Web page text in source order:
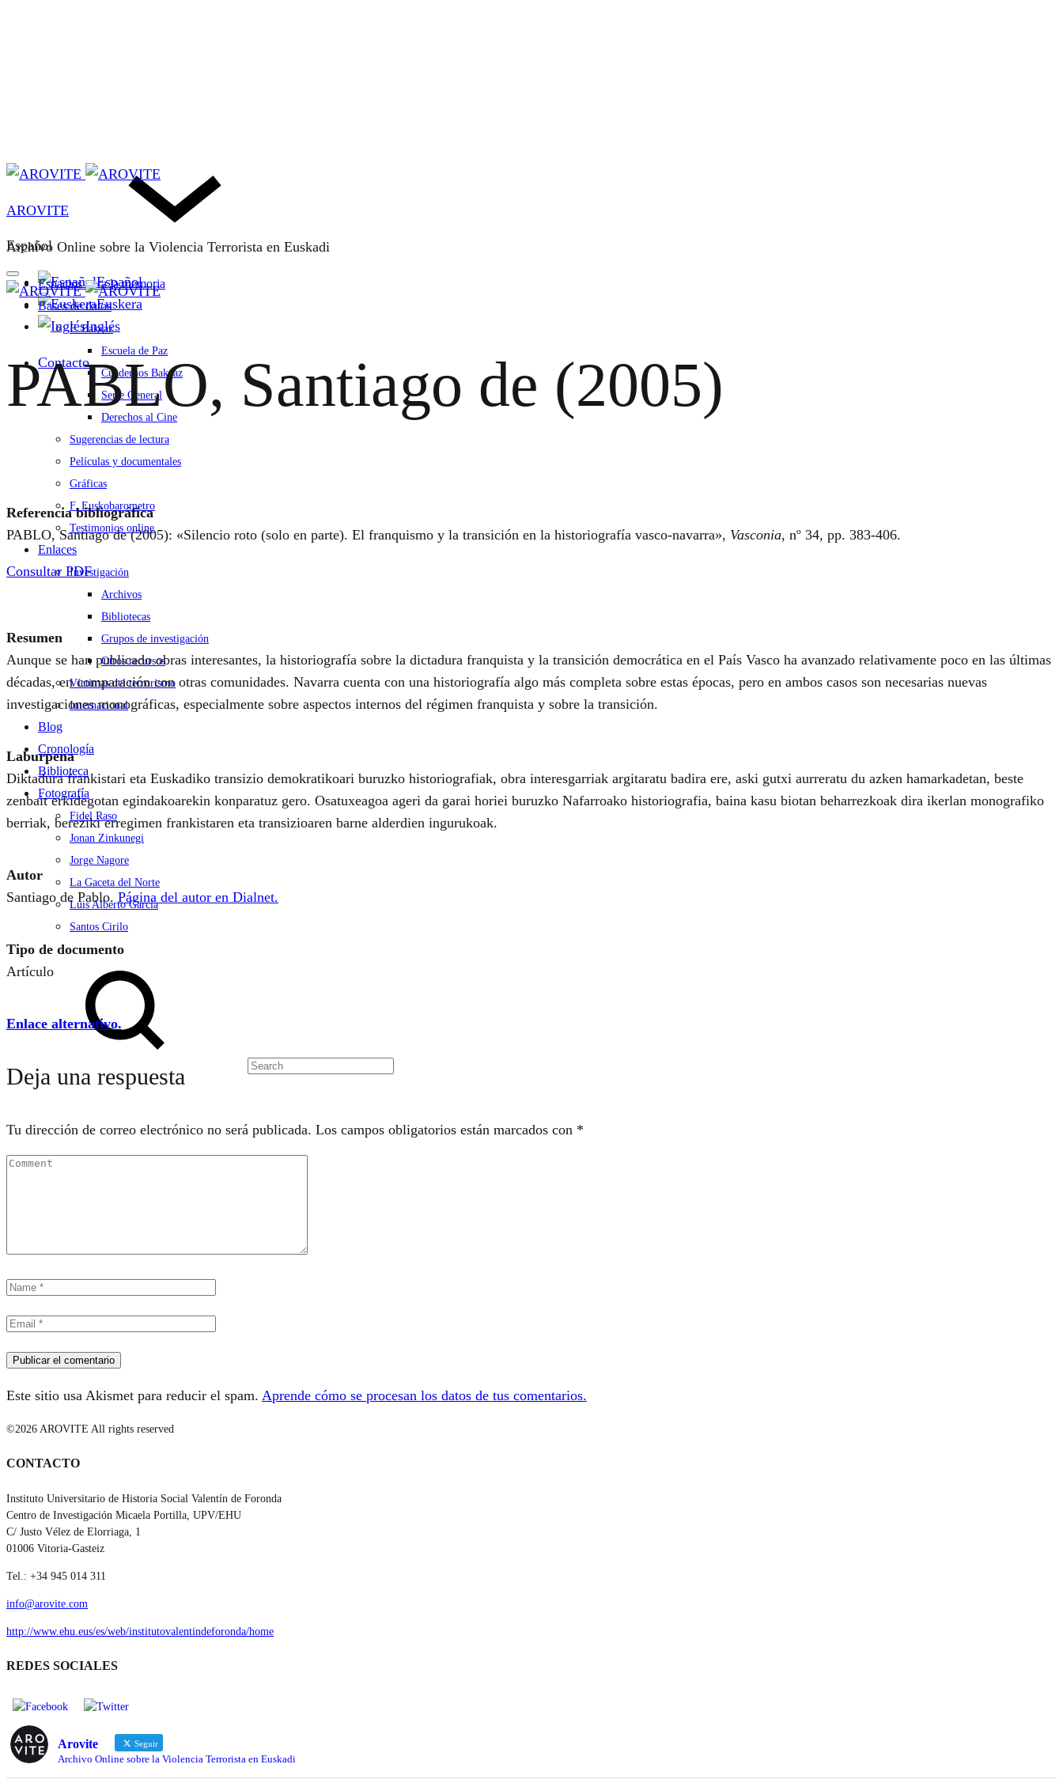
Español
Español
Euskera
Inglés
Contacto
AROVITE
Archivo Online sobre la Violencia Terrorista en Euskadi
Espacios para la memoria
Bases de datos
F. Bakeaz
Escuela de Paz
Cuadernos Bakeaz
Serie General
Derechos al Cine
Sugerencias de lectura
Películas y documentales
Gráficas
F. Euskobarometro
Testimonios online
Enlaces
Investigación
Archivos
Bibliotecas
Grupos de investigación
Otros recursos
Víctimas del terrorismo
Internacional
Blog
Cronología
Biblioteca
Fotografía
Fidel Raso
Jonan Zinkunegi
Jorge Nagore
La Gaceta del Norte
Luis Alberto García
Santos Cirilo
Search
PABLO, Santiago de (2005)
Referencia bibliográfica
PABLO, Santiago de (2005): «Silencio roto (solo en parte). El franquismo y la transición en la historiografía vasco-navarra», Vasconia, nº 34, pp. 383-406.
Consultar PDF
Resumen
Aunque se han publicado obras interesantes, la historiografía sobre la dictadura franquista y la transición democrática en el País Vasco ha avanzado relativamente poco en las últimas
décadas, en comparación con otras comunidades. Navarra cuenta con una historiografía algo más completa sobre estas épocas, pero en ambos casos son necesarias nuevas
investigaciones monográficas, especialmente sobre aspectos internos del régimen franquista y sobre la transición.
Laburpena
Diktadura frankistari eta Euskadiko transizio demokratikoari buruzko historiografiak, obra interesgarriak argitaratu badira ere, aski gutxi aurreratu du azken hamarkadetan, beste
zenbait erkidegotan egindakoarekin konparatuz gero. Osatuxeagoa ageri da garai horiei buruzko Nafarroako historiografia, baina kasu biotan beharrezkoak dira ikerlan monografiko
berriak, bereziki erregimen frankistaren eta transizioaren barne alderdien ingurukoak.
Autor
Santiago de Pablo. Página del autor en Dialnet.
Tipo de documento
Artículo
Enlace alternativo.
Deja una respuesta
Tu dirección de correo electrónico no será publicada. Los campos obligatorios están marcados con *
Este sitio usa Akismet para reducir el spam. Aprende cómo se procesan los datos de tus comentarios.
©2026 AROVITE All rights reserved
CONTACTO
Instituto Universitario de Historia Social Valentín de Foronda
Centro de Investigación Micaela Portilla, UPV/EHU
C/ Justo Vélez de Elorriaga, 1
01006 Vitoria-Gasteiz
Tel.: +34 945 014 311
info@arovite.com
http://www.ehu.eus/es/web/institutovalentindeforonda/home
REDES SOCIALES
Arovite Seguir
Archivo Online sobre la Violencia Terrorista en Euskadi